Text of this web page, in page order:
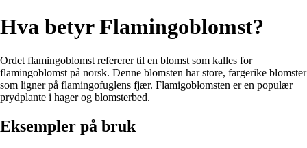
Hva betyr Flamingoblomst?
Ordet flamingoblomst refererer til en blomst som kalles for
flamingoblomst på norsk. Denne blomsten har store, fargerike blomster
som ligner på flamingofuglens fjær. Flamigoblomsten er en populær
prydplante i hager og blomsterbed.
Eksempler på bruk